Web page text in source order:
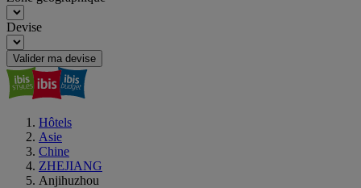
Devise
Valider ma devise
Hôtels
Asie
Chine
ZHEJIANG
Anjihuzhou